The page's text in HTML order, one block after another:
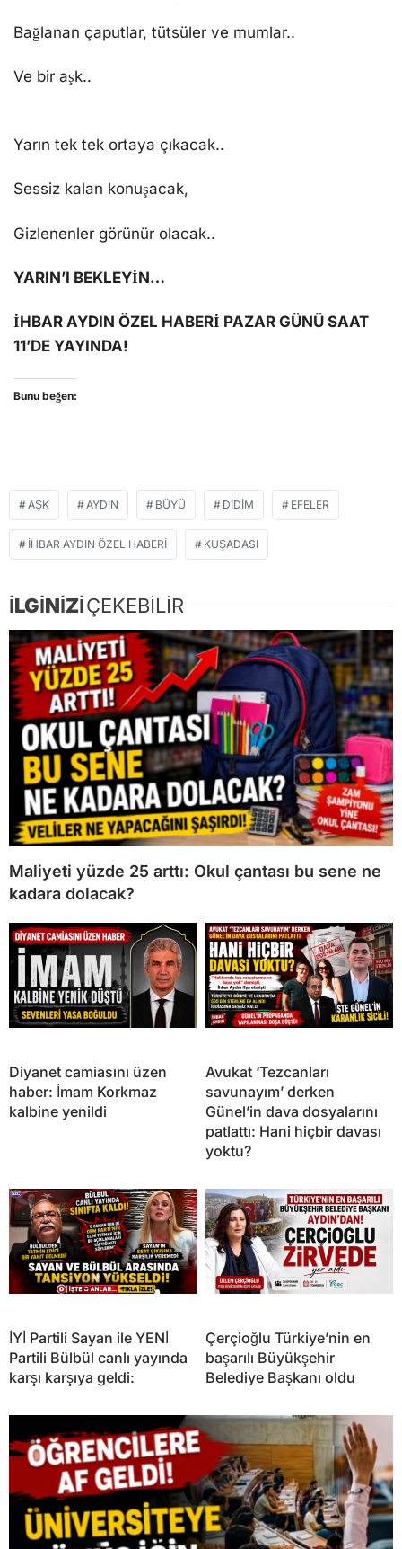
Bağlanan çaputlar, tütsüler ve mumlar..
Ve bir aşk..
Yarın tek tek ortaya çıkacak..
Sessiz kalan konuşacak,
Gizlenenler görünür olacak..
YARIN’I BEKLEYİN…
İHBAR AYDIN ÖZEL HABERİ PAZAR GÜNÜ SAAT
11’DE YAYINDA!
Bunu beğen:
AŞK AYDIN BÜYÜ DIDIM EFELER
IHBAR AYDIN ÖZEL HABERI KUŞADASI
İLGİNİZİÇEKEBİLİR
Maliyeti yüzde 25 arttı: Okul çantası bu sene ne
kadara dolacak?
Diyanet camiasını üzen
haber: İmam Korkmaz
kalbine yenildi
Avukat ‘Tezcanları
savunayım’ derken
Günel’in dava dosyalarını
patlattı: Hani hiçbir davası
yoktu?
İYİ Partili Sayan ile YENİ
Partili Bülbül canlı yayında
karşı karşıya geldi:
Çerçioğlu Türkiye’nin en
başarılı Büyükşehir
Belediye Başkanı oldu